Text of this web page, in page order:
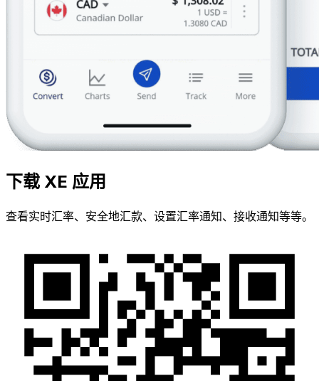
下载 XE 应用
查看实时汇率、安全地汇款、设置汇率通知、接收通知等等。